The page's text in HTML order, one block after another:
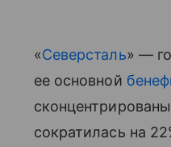
«Северсталь» —
ее основной
сократилась на